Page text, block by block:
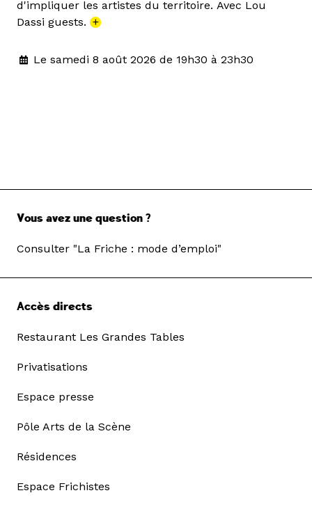
d'impliquer les artistes du territoire. Avec Lou
Dassi guests. +
Le samedi 8 août 2026 de 19h30 à 23h30
Vous avez une question ?
Consulter "La Friche : mode d’emploi"
Accès directs
Restaurant Les Grandes Tables
Privatisations
Espace presse
Pôle Arts de la Scène
Résidences
Espace Frichistes